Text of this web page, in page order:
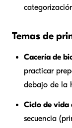
Temas de
Cacería de
practicar
debajo de la
Ciclo de vida
secuencia